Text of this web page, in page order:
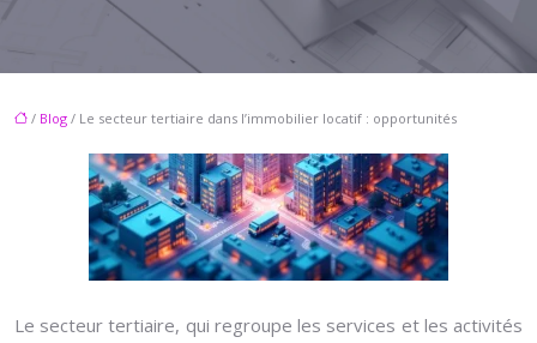
/ Blog / Le secteur tertiaire dans l’immobilier locatif : opportunités
Le secteur tertiaire, qui regroupe les services et les activités